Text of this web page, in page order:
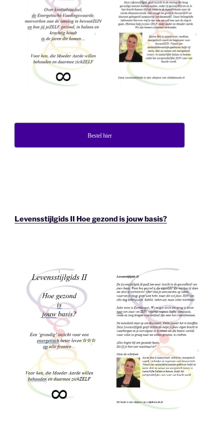
Bestel hier
Levensstijlgids II Hoe gezond is jouw basis?